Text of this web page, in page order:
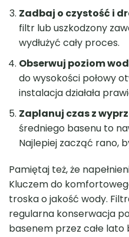
Zadbaj o czystość i
filtr lub uszkodzony
wydłużyć cały proces.
Obserwuj poziom
do wysokości połowy
instalacja działała
Zaplanuj czas z
średniego basenu to
Najlepiej zacząć rano,
Pamiętaj też, że
Kluczem do
troska o jakość wody.
regularna konserwacja
basenem przez całe